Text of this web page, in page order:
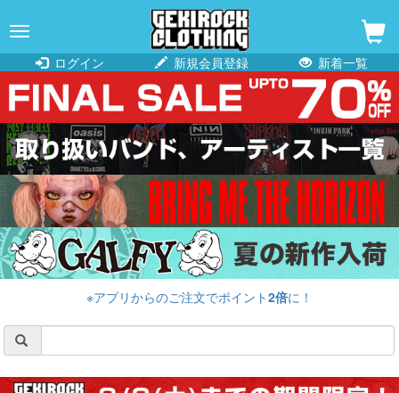
navigation
ログイン
新規会員登録 新着一覧
※アプリからのご注文でポイント2倍に！